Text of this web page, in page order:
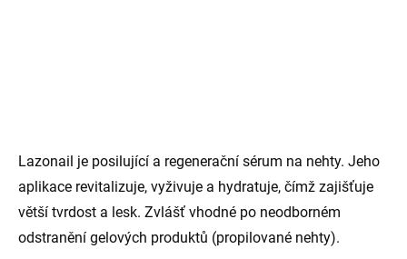
Lazonail je posilující a regenerační sérum na nehty. Jeho
aplikace revitalizuje, vyživuje a hydratuje, čímž zajišťuje
větší tvrdost a lesk. Zvlášť vhodné po neodborném
odstranění gelových produktů (propilované nehty).